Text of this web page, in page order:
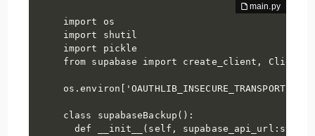
import os
import shutil
import pickle
from supabase import create_client, Client
os.environ['OAUTHLIB_INSECURE_TRANSPORT']
class supabaseBackup():
def __init__(self, supabase_api_url:str,